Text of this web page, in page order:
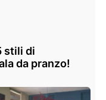
stili di
da pranzo!